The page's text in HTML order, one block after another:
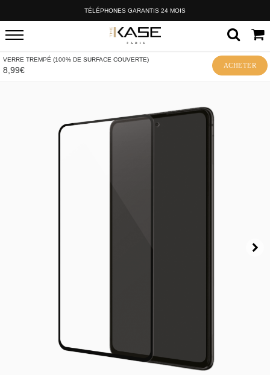
TÉLÉPHONES GARANTIS 24 MOIS
VERRE TREMPÉ (100% DE SURFACE COUVERTE)
8,99€ ACHETER